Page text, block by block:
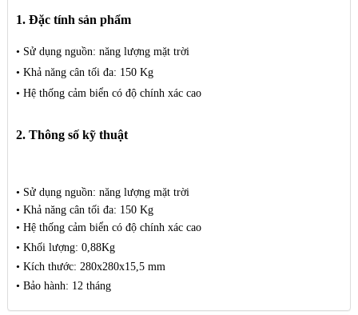
1. Đặc tính sản phẩm
• Sử dụng nguồn: năng lượng mặt trời
• Khả năng cân tối đa: 150 Kg
• Hệ thống cảm biển có độ chính xác cao
2. Thông số kỹ thuật
• Sử dụng nguồn: năng lượng mặt trời
• Khả năng cân tối đa: 150 Kg
• Hệ thống cảm biển có độ chính xác cao
• Khối lượng: 0,88Kg
• Kích thước: 280x280x15,5 mm
• Bảo hành: 12 tháng